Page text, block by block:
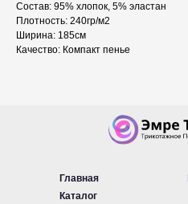
Состав: 95% хлопок, 5% эластан
Плотность: 240гр/м2
Ширина: 185см
Качество: Компакт пенье
Главная
Каталог